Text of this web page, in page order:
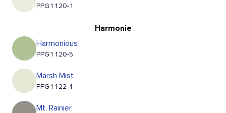
PPG1120-1
Harmonie
Harmonious
PPG1120-5
Marsh Mist
PPG1122-1
Mt. Rainier